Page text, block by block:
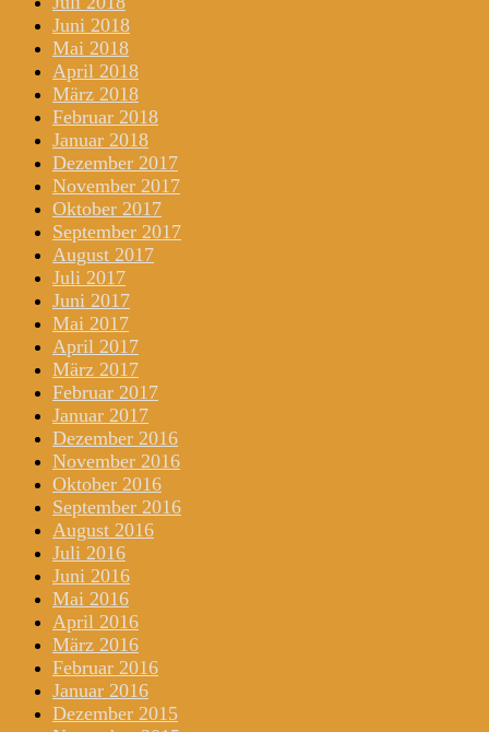
Juni 2018
Mai 2018
April 2018
März 2018
Februar 2018
Januar 2018
Dezember 2017
November 2017
Oktober 2017
September 2017
August 2017
Juli 2017
Juni 2017
Mai 2017
April 2017
März 2017
Februar 2017
Januar 2017
Dezember 2016
November 2016
Oktober 2016
September 2016
August 2016
Juli 2016
Juni 2016
Mai 2016
April 2016
März 2016
Februar 2016
Januar 2016
Dezember 2015